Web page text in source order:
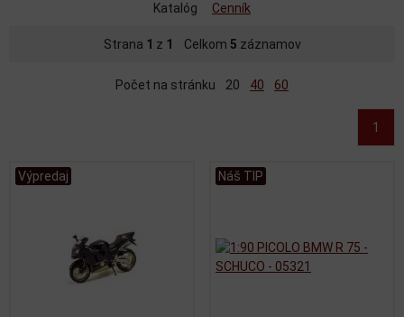
Katalóg Cenník
Strana 1 z 1 Celkom 5 záznamov
Počet na stránku 20 40 60
1
Výpredaj Náš TIP